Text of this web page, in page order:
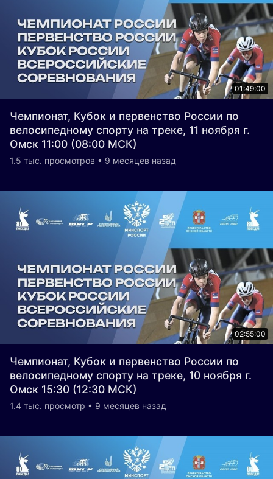
01:49:00
Чемпионат, Кубок и первенство России по
велосипедному спорту на треке, 11 ноября г.
Омск 11:00 (08:00 МСК)
1.5 тыс. просмотров • 9 месяцев назад
02:55:00
Чемпионат, Кубок и первенство России по
велосипедному спорту на треке, 10 ноября г.
Омск 15:30 (12:30 МСК)
1.4 тыс. просмотр • 9 месяцев назад